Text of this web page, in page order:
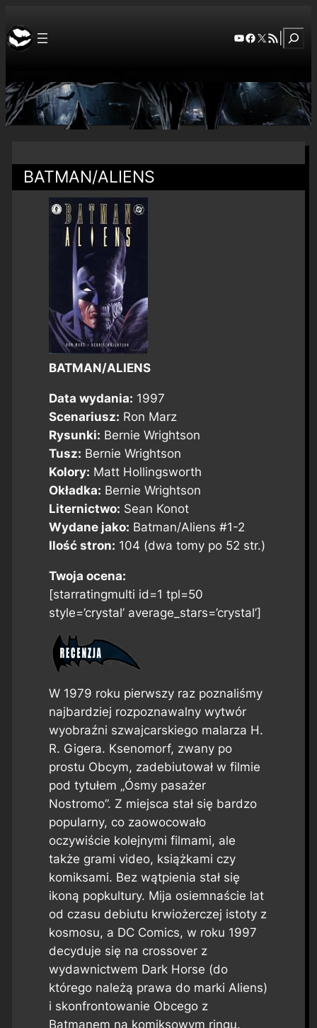
YouTube
Facebook
X RSS Feed
BATMAN/ALIENS
BATMAN/ALIENS
Data wydania: 1997
Scenariusz: Ron Marz
Rysunki: Bernie Wrightson
Tusz: Bernie Wrightson
Kolory: Matt Hollingsworth
Okładka: Bernie Wrightson
Liternictwo: Sean Konot
Wydane jako: Batman/Aliens #1-2
Ilość stron: 104 (dwa tomy po 52 str.)
Twoja ocena:
[starratingmulti id=1 tpl=50
style=’crystal’ average_stars=’crystal’]
W 1979 roku pierwszy raz poznaliśmy
najbardziej rozpoznawalny wytwór
wyobraźni szwajcarskiego malarza H.
R. Gigera. Ksenomorf, zwany po
prostu Obcym, zadebiutował w filmie
pod tytułem „Ósmy pasażer
Nostromo”. Z miejsca stał się bardzo
popularny, co zaowocowało
oczywiście kolejnymi filmami, ale
także grami video, książkami czy
komiksami. Bez wątpienia stał się
ikoną popkultury. Mija osiemnaście lat
od czasu debiutu krwiożerczej istoty z
kosmosu, a DC Comics, w roku 1997
decyduje się na crossover z
wydawnictwem Dark Horse (do
którego należą prawa do marki Aliens)
i skonfrontowanie Obcego z
Batmanem na komiksowym ringu.